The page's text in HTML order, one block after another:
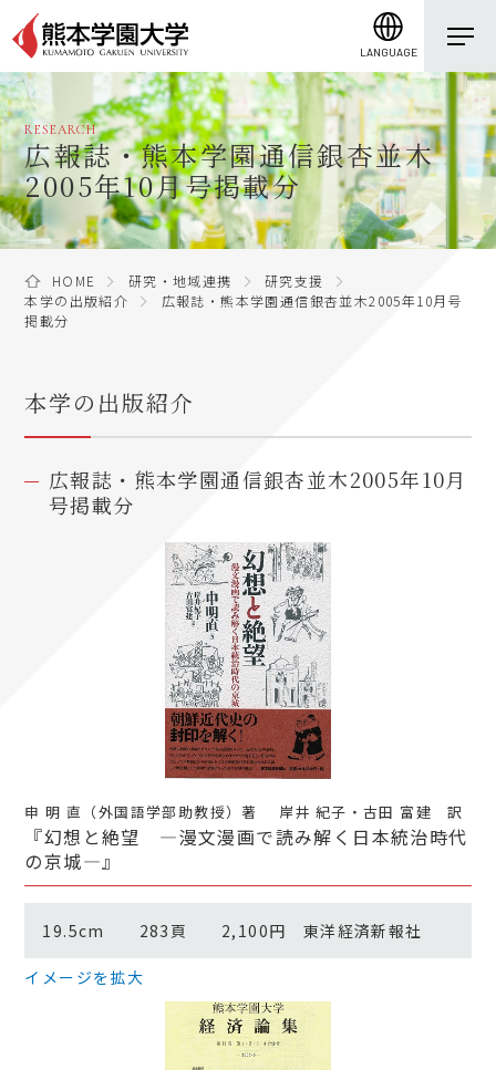
LANGUAGE
RESEARCH
広報誌・熊本学園通信銀杏並木
2005年10月号掲載分
HOME 研究・地域連携
研究支援
本学の出版紹介
広報誌・熊本学園通信銀杏並木2005年10月号
掲載分
本学の出版紹介
広報誌・熊本学園通信銀杏並木2005年10月
号掲載分
申 明 直（外国語学部助教授）著 岸井 紀子・古田 富建 訳
『幻想と絶望 ―漫文漫画で読み解く日本統治時代
の京城―』
19.5cm 283頁 2,100円 東洋経済新報社
イメージを拡大